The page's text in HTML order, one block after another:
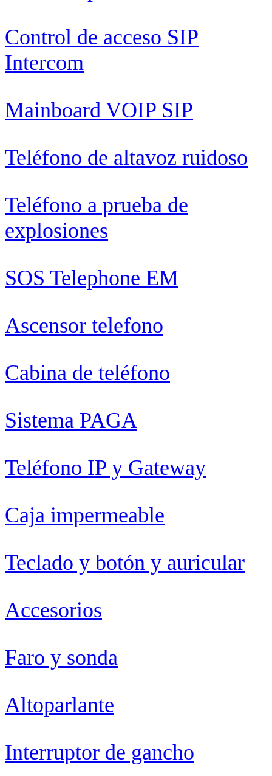
Control de acceso SIP
Intercom
Mainboard VOIP SIP
Teléfono de altavoz ruidoso
Teléfono a prueba de
explosiones
SOS Telephone EM
Ascensor telefono
Cabina de teléfono
Sistema PAGA
Teléfono IP y Gateway
Caja impermeable
Teclado y botón y auricular
Accesorios
Faro y sonda
Altoparlante
Interruptor de gancho